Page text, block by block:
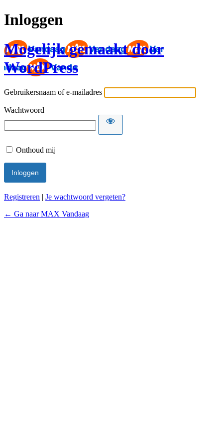
Inloggen
Mogelijk gemaakt door
WordPress
Gebruikersnaam of e-mailadres
Wachtwoord
Onthoud mij
Registreren | Je wachtwoord vergeten?
← Ga naar MAX Vandaag